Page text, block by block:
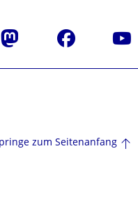
Mastodon Facebook
zum Seitenanfang